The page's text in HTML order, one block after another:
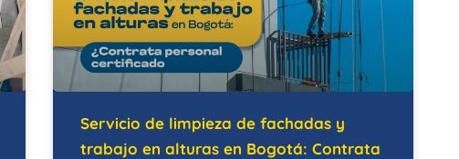
Servicio de limpieza de fachadas y
trabajo en alturas en Bogotá: Contrata